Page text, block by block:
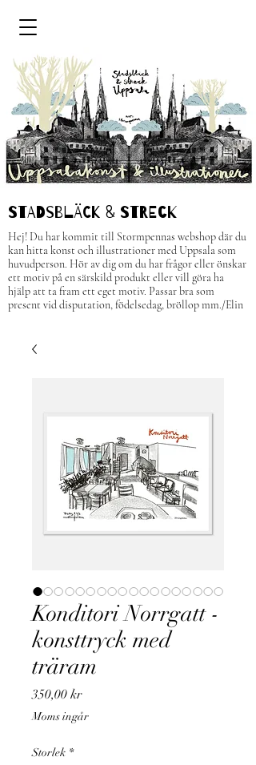
STADSBLÄCK & STRECk
Hej! Du har kommit till Stormpennas webshop där du
kan hitta konst och illustrationer med Uppsala som
huvudperson. Hör av dig om du har frågor eller önskar
ett motiv på en särskild produkt eller vill göra ha
hjälp att ta fram ett eget motiv. Passar bra som
present vid disputation, födelsedag, bröllop mm./Elin
Konditori Norrgatt -
konsttryck med
träram
350,00 krPris
Moms ingår
Storlek *